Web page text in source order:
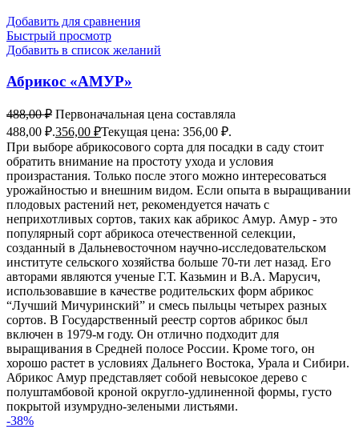
Добавить для сравнения
Быстрый просмотр
Добавить в список желаний
Абрикос «АМУР»
488,00₽ Первоначальная цена составляла
488,00 ₽.356,00 ₽Текущая цена: 356,00 ₽.
При выборе абрикосового сорта для посадки в саду стоит
обратить внимание на простоту ухода и условия
произрастания. Только после этого можно интересоваться
урожайностью и внешним видом. Если опыта в выращивании
плодовых растений нет, рекомендуется начать с
неприхотливых сортов, таких как абрикос Амур. Амур - это
популярный сорт абрикоса отечественной селекции,
созданный в Дальневосточном научно-исследовательском
институте сельского хозяйства больше 70-ти лет назад. Его
авторами являются ученые Г.Т. Казьмин и В.А. Марусич,
использовавшие в качестве родительских форм абрикос
“Лучший Мичуринский” и смесь пыльцы четырех разных
сортов. В Государственный реестр сортов абрикос был
включен в 1979-м году. Он отлично подходит для
выращивания в Средней полосе России. Кроме того, он
хорошо растет в условиях Дальнего Востока, Урала и Сибири.
Абрикос Амур представляет собой невысокое дерево с
полуштамбовой кроной округло-удлиненной формы, густо
покрытой изумрудно-зелеными листьями.
-38%